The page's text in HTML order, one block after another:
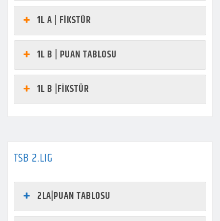
1L A | FİKSTÜR
1L B | PUAN TABLOSU
1L B |FİKSTÜR
TSB 2.LIG
2LA|PUAN TABLOSU